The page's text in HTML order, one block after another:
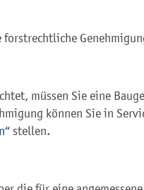
forstrechtliche
müssen Sie eine
können Sie in
stellen.